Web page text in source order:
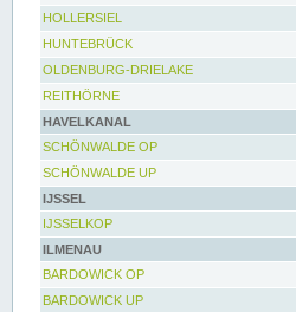
HOLLERSIEL
HUNTEBRÜCK
OLDENBURG-DRIELAKE
REITHÖRNE
HAVELKANAL
SCHÖNWALDE OP
SCHÖNWALDE UP
IJSSEL
IJSSELKOP
ILMENAU
BARDOWICK OP
BARDOWICK UP